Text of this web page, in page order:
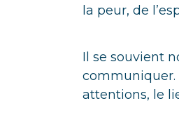
la peur, de
Il se souvient
communiquer.
attentions, le